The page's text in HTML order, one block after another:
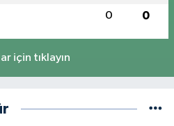
0 0
için tıklayın